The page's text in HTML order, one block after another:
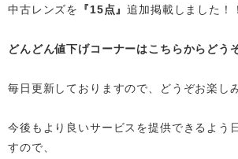
中古レンズを
『15点』追加掲載 しました！！
どんどん値下げコーナーはこちらからどうぞ
毎日更新しておりますので、どうぞお楽し
今後もより良いサービスを提供できるよう
すので、